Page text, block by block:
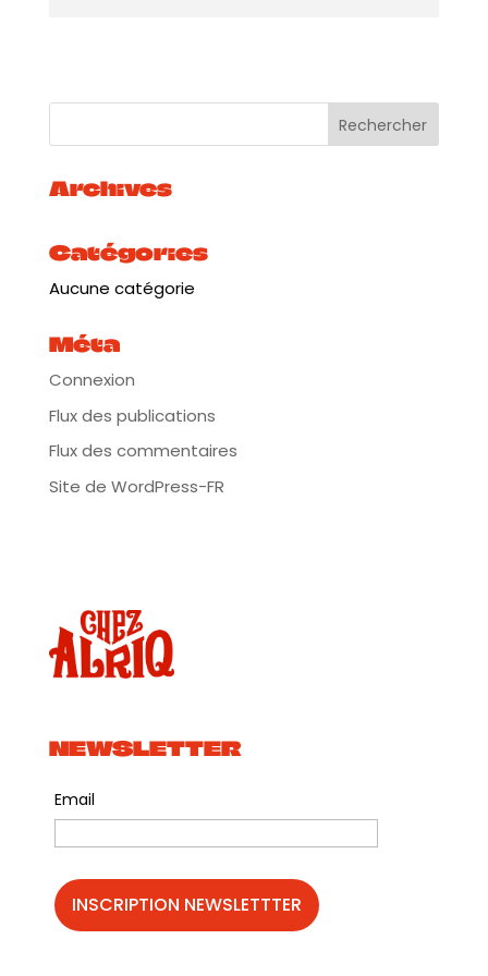
Archives
Catégories
Aucune catégorie
Méta
Connexion
Flux des publications
Flux des commentaires
Site de WordPress-FR
NEWSLETTER
Email